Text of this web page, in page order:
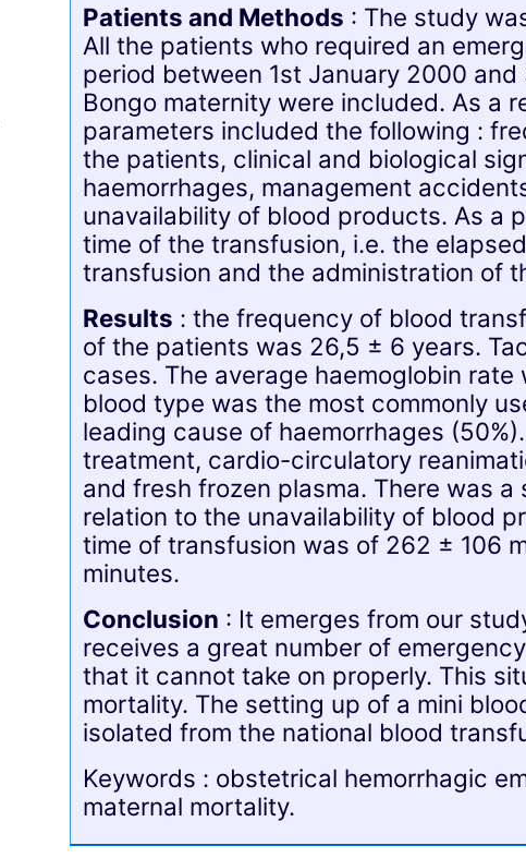
Patients and Methods : The study
All the patients who required an
period between 1st January 2000
Bongo maternity were included. As a
parameters included the following :
the patients, clinical and biological
haemorrhages, management
unavailability of blood products. As a
time of the transfusion, i.e. the
transfusion and the administration of
Results : the frequency of blood
of the patients was 26,5 ± 6 years.
cases. The average haemoglobin
blood type was the most commonly
leading cause of haemorrhages
treatment, cardio-circulatory
and fresh frozen plasma. There was
relation to the unavailability of blood
time of transfusion was of 262 ± 106
minutes.
Conclusion : It emerges from our
receives a great number of
that it cannot take on properly. This
mortality. The setting up of a mini
isolated from the national blood
Keywords : obstetrical hemorrhagic
maternal mortality.